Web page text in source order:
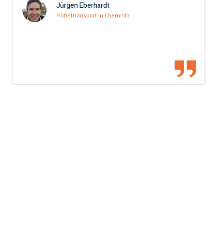
Jürgen Eberhardt
Möbeltransport in Chemnitz